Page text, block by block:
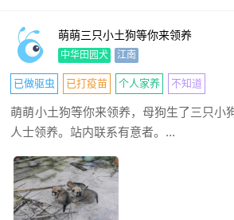
萌萌三只小土狗等你来领养
中华田园犬 江南
已做驱虫 已打疫苗 个人家养 不知道
萌萌小土狗等你来领养，母狗生了三只小
人士领养。站内联系有意者。...